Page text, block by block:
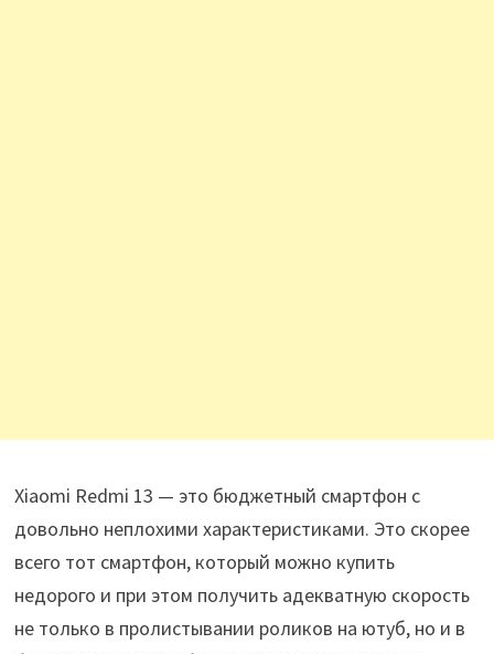
Xiaomi Redmi 13 — это бюджетный смартфон с
довольно неплохими характеристиками. Это скорее
всего тот смартфон, который можно купить
недорого и при этом получить адекватную скорость
не только в пролистывании роликов на ютуб, но и в